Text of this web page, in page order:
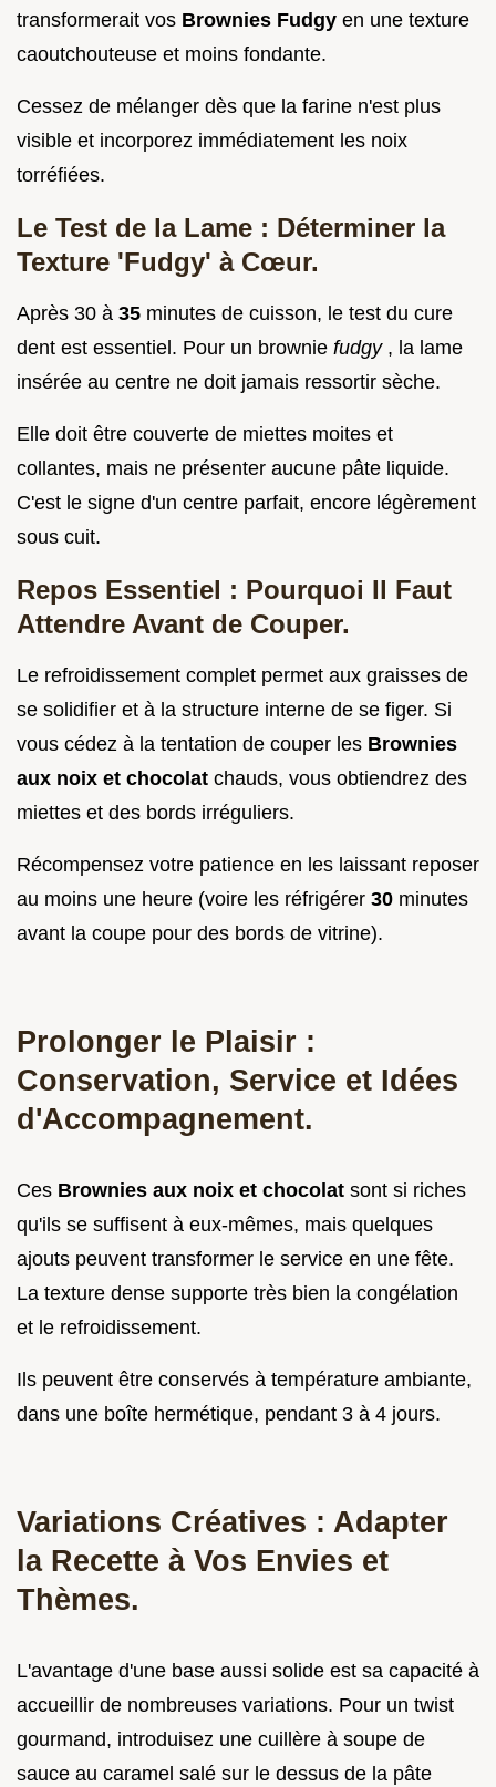
transformerait vos Brownies Fudgy en une texture
caoutchouteuse et moins fondante.
Cessez de mélanger dès que la farine n'est plus
visible et incorporez immédiatement les noix
torréfiées.
Le Test de la Lame : Déterminer la
Texture 'Fudgy' à Cœur.
Après 30 à 35 minutes de cuisson, le test du cure
dent est essentiel. Pour un brownie fudgy , la lame
insérée au centre ne doit jamais ressortir sèche.
Elle doit être couverte de miettes moites et
collantes, mais ne présenter aucune pâte liquide.
C'est le signe d'un centre parfait, encore légèrement
sous cuit.
Repos Essentiel : Pourquoi Il Faut
Attendre Avant de Couper.
Le refroidissement complet permet aux graisses de
se solidifier et à la structure interne de se figer. Si
vous cédez à la tentation de couper les Brownies
aux noix et chocolat chauds, vous obtiendrez des
miettes et des bords irréguliers.
Récompensez votre patience en les laissant reposer
au moins une heure (voire les réfrigérer 30 minutes
avant la coupe pour des bords de vitrine).
Prolonger le Plaisir :
Conservation, Service et Idées
d'Accompagnement.
Ces Brownies aux noix et chocolat sont si riches
qu'ils se suffisent à eux-mêmes, mais quelques
ajouts peuvent transformer le service en une fête.
La texture dense supporte très bien la congélation
et le refroidissement.
Ils peuvent être conservés à température ambiante,
dans une boîte hermétique, pendant 3 à 4 jours.
Variations Créatives : Adapter
la Recette à Vos Envies et
Thèmes.
L'avantage d'une base aussi solide est sa capacité à
accueillir de nombreuses variations. Pour un twist
gourmand, introduisez une cuillère à soupe de
sauce au caramel salé sur le dessus de la pâte